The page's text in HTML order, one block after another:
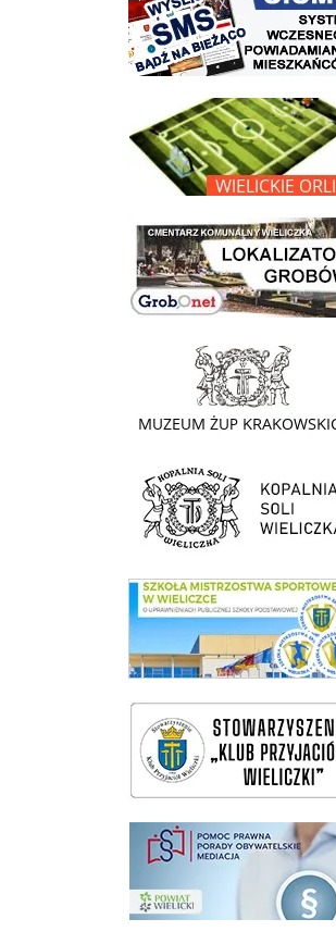
link do opisu projektu Wielickie Orliki
link do lokalizatora grobów na
link do strony - Muzeum Żup
link do strony Kopalni Soli Wieliczka
link do SMS Wieliczka
wieliczka-wieliczanie na bis
pomoc prawna wieliczka